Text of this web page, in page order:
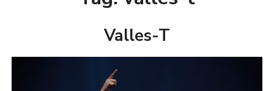
Valles-T